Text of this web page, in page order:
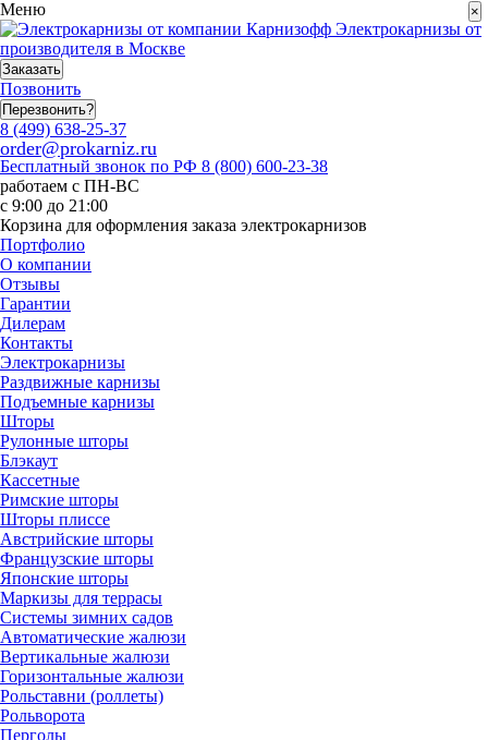
Меню
Электрокарнизы от
производителя в Москве
Заказать
Позвонить
Перезвонить?
8 (499) 638-25-37
order@prokarniz.ru
Бесплатный звонок по РФ 8 (800) 600-23-38
работаем с ПН-ВС
с 9:00 до 21:00
Корзина для оформления заказа электрокарнизов
Портфолио
О компании
Отзывы
Гарантии
Дилерам
Контакты
Электрокарнизы
Раздвижные карнизы
Подъемные карнизы
Шторы
Рулонные шторы
Блэкаут
Кассетные
Римские шторы
Шторы плиссе
Австрийские шторы
Французские шторы
Японские шторы
Маркизы для террасы
Системы зимних садов
Автоматические жалюзи
Вертикальные жалюзи
Горизонтальные жалюзи
Рольставни (роллеты)
Рольворота
Перголы
×